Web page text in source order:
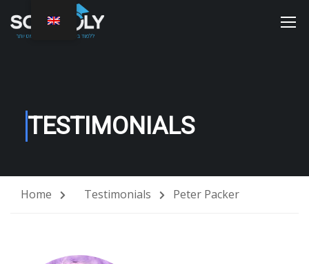
TESTIMONIALS
Home Testimonials Peter Packer